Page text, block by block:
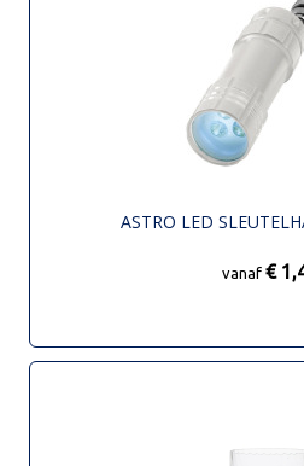
ASTRO LED
vanaf €